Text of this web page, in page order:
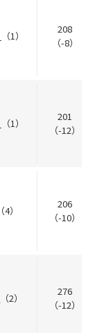
（1）
208
（-8）
（1）
201
（-12）
（4）
206
（-10）
（2）
276
（-12）